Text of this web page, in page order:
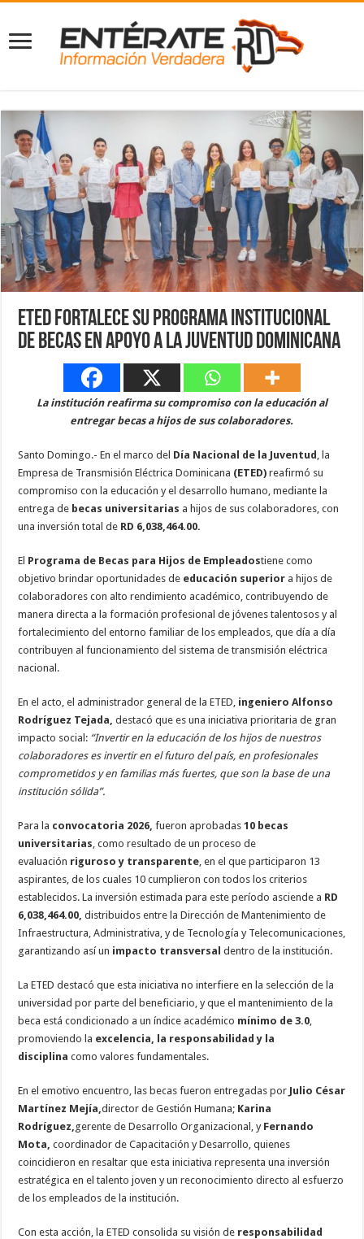
ETED fortalece su programa institucional
de becas en apoyo a la juventud dominicana
La institución reafirma su compromiso con la educación al
entregar becas a hijos de sus colaboradores.
Santo Domingo.- En el marco del Día Nacional de la Juventud
, la
Empresa de Transmisión Eléctrica Dominicana (ETED) reafirmó su
compromiso con la educación y el desarrollo humano, mediante la
entrega de becas universitarias a hijos de sus colaboradores, con
una inversión total de RD 6,038,464.00.
El Programa de Becas para Hijos de Empleadostiene como
objetivo brindar oportunidades de educación superior a hijos de
colaboradores con alto rendimiento académico, contribuyendo de
manera directa a la formación profesional de jóvenes talentosos y al
fortalecimiento del entorno familiar de los empleados, que día a día
contribuyen al funcionamiento del sistema de transmisión eléctrica
nacional.
En el acto, el administrador general de la ETED, ingeniero Alfonso
Rodríguez Tejada,destacó que es una iniciativa prioritaria de gran
impacto social: “Invertir en la educación de los hijos de nuestros
colaboradores es invertir en el futuro del país, en profesionales
comprometidos y en familias más fuertes, que son la base de una
institución sólida”.
Para la convocatoria 2026, fueron aprobadas10 becas
universitarias , como resultado de un proceso de
evaluación riguroso y transparente , en el que participaron 13
aspirantes, de los cuales 10 cumplieron con todos los criterios
establecidos. La inversión estimada para este período asciende a RD
6,038,464.00, distribuidos entre la Dirección de Mantenimiento de
Infraestructura, Administrativa, y de Tecnología y Telecomunicaciones,
garantizando así un impacto transversal dentro de la institución.
La ETED destacó que esta iniciativa no interfiere en la selección de la
universidad por parte del beneficiario, y que el mantenimiento de la
beca está condicionado a un índice académico mínimo de 3.0
promoviendo la excelencia, la responsabilidad y la
disciplinacomo valores fundamentales.
En el emotivo encuentro, las becas fueron entregadas por Julio César
Martínez Mejía,director de Gestión Humana; Karina
Rodríguez, gerente de Desarrollo Organizacional, y Fernando
Mota, coordinador de Capacitación y Desarrollo, quienes
coincidieron en resaltar que esta iniciativa representa una inversión
estratégica en el talento joven y un reconocimiento directo al esfuerzo
de los empleados de la institución.
Con esta acción, la ETED consolida su visión de responsabilidad